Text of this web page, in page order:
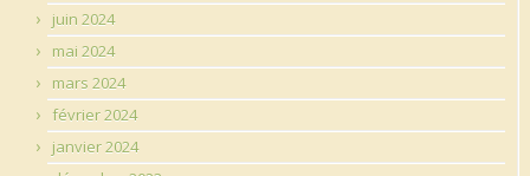
juin 2024
mai 2024
mars 2024
février 2024
janvier 2024